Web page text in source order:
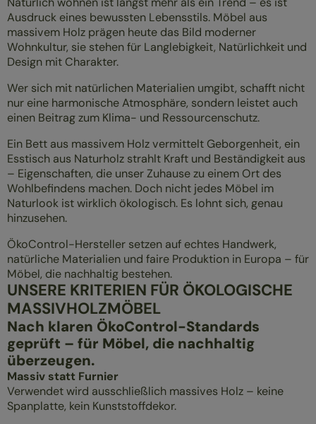
Ausdruck eines bewussten Lebensstils. Möbel aus
massivem Holz prägen heute das Bild moderner
Wohnkultur, sie stehen für Langlebigkeit, Natürlichkeit und
Design mit Charakter.
Wer sich mit natürlichen Materialien umgibt, schafft nicht
nur eine harmonische Atmosphäre, sondern leistet auch
einen Beitrag zum Klima- und Ressourcenschutz.
Ein Bett aus massivem Holz vermittelt Geborgenheit, ein
Esstisch aus Naturholz strahlt Kraft und Beständigkeit aus
– Eigenschaften, die unser Zuhause zu einem Ort des
Wohlbefindens machen. Doch nicht jedes Möbel im
Naturlook ist wirklich ökologisch. Es lohnt sich, genau
hinzusehen.
ÖkoControl-Hersteller setzen auf echtes Handwerk,
natürliche Materialien und faire Produktion in Europa – für
Möbel, die nachhaltig bestehen.
UNSERE KRITERIEN FÜR ÖKOLOGISCHE
MASSIVHOLZMÖBEL
Nach klaren ÖkoControl-Standards
geprüft – für Möbel, die nachhaltig
überzeugen.
Massiv statt Furnier
Verwendet wird ausschließlich massives Holz – keine
Spanplatte, kein Kunststoffdekor.